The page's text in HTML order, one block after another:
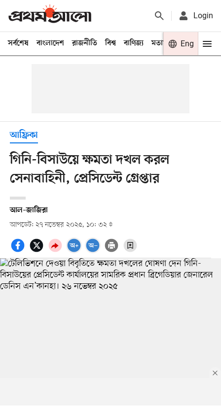
Login
সর্বশেষ বাংলাদেশ রাজনীতি বিশ্ব বাণিজ্য মতামত খেলা
Eng
আফ্রিকা
গিনি-বিসাউয়ে ক্ষমতা দখল করল
সেনাবাহিনী, প্রেসিডেন্ট গ্রেপ্তার
আল–জাজিরা
আপডেট: ২৭ নভেম্বর ২০২৫, ১০: ৩২